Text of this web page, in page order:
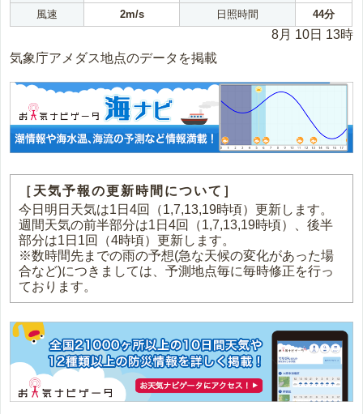
風速
2m/s 日照時間 44分
8月 10日 13時
気象庁アメダス地点のデータを掲載
［天気予報の更新時間について］
今日明日天気は1日4回（1,7,13,19時頃）更新します。
週間天気の前半部分は1日4回（1,7,13,19時頃）、後半
部分は1日1回（4時頃）更新します。
※数時間先までの雨の予想(急な天候の変化があった場
合など)につきましては、予測地点毎に毎時修正を行っ
ております。